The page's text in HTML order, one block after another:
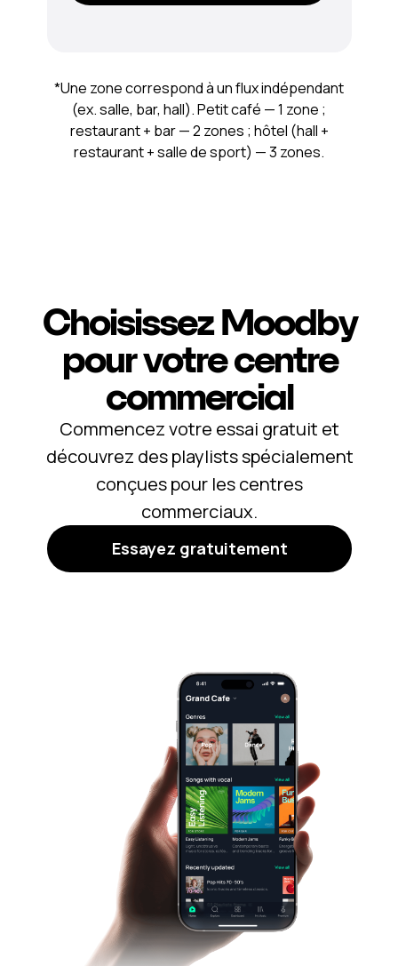
*Une zone correspond à un flux indépendant
(ex. salle, bar, hall). Petit café — 1 zone ;
restaurant + bar — 2 zones ; hôtel (hall +
restaurant + salle de sport) — 3 zones.
Choisissez Moodby
pour votrecentre
commercial
Commencez votre essai gratuit et
découvrez des playlists spécialement
conçues pour les centres
commerciaux.
Essayez gratuitement